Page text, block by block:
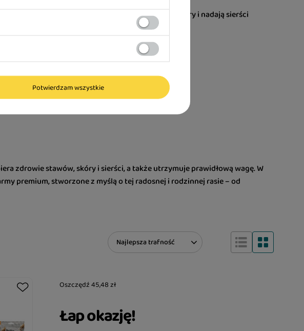
cynk oraz witamina E – wspierają regenerację skóry i nadają sierści
dla Golden Retrievera?
zdrowie stawów, skóry i sierści, a także utrzymuje prawidłową wagę. W
premium, stworzone z myślą o tej radosnej i rodzinnej rasie – od
Zmień sortowanie
Najlepsza trafność
Oszczędź45,48 zł
Łap okazję!
Potwierdzam wszystkie